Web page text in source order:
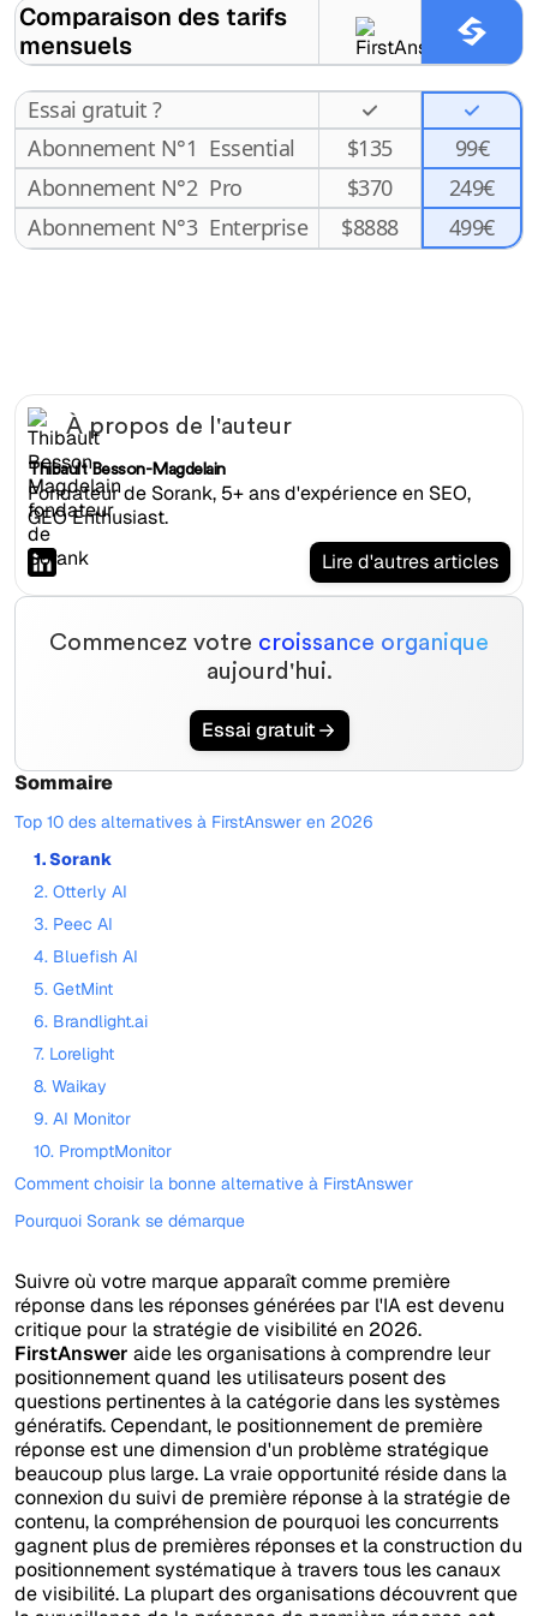
Comparaison des tarifs
mensuels
Essai gratuit ?
Abonnement N°1 Essential $135
99€
Abonnement N°2 Pro $370
249€
Abonnement N°3 Enterprise $8888 499€
À propos de l'auteur
Thibault Besson-Magdelain
Fondateur de Sorank, 5+ ans d'expérience en SEO,
GEO Enthusiast.
Lire d'autres articles
Commencez votre croissance organique
aujourd'hui.
Essai gratuit
Sommaire
Top 10 des alternatives à FirstAnswer en 2026
1. Sorank
2. Otterly AI
3. Peec AI
4. Bluefish AI
5. GetMint
6. Brandlight.ai
7. Lorelight
8. Waikay
9. AI Monitor
10. PromptMonitor
Comment choisir la bonne alternative à FirstAnswer
Pourquoi Sorank se démarque
Suivre où votre marque apparaît comme première
réponse dans les réponses générées par l'IA est devenu
critique pour la stratégie de visibilité en 2026.
FirstAnswer aide les organisations à comprendre leur
positionnement quand les utilisateurs posent des
questions pertinentes à la catégorie dans les systèmes
génératifs. Cependant, le positionnement de première
réponse est une dimension d'un problème stratégique
beaucoup plus large. La vraie opportunité réside dans la
connexion du suivi de première réponse à la stratégie de
contenu, la compréhension de pourquoi les concurrents
gagnent plus de premières réponses et la construction du
positionnement systématique à travers tous les canaux
de visibilité. La plupart des organisations découvrent que